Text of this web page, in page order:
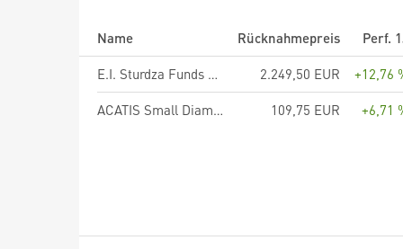
Name Rücknahmepreis
Perf.
E.I. Sturdza Funds plc - Strategic European Silver Stars Fund A EUR
2.249,50 EUR
+12,76
ACATIS Small Diamonds - Anteilklasse A
109,75 EUR +6,71